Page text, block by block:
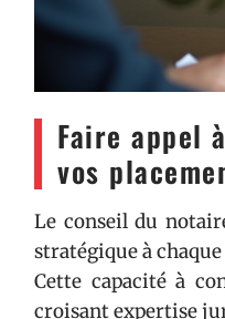
Faire appel
vos
Le conseil du
stratégique à
Cette capacité à
croisant expertise